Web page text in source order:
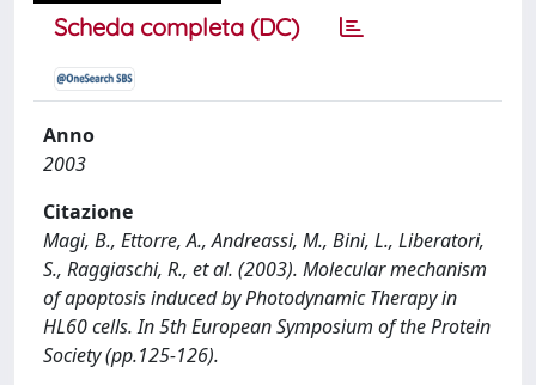
Scheda completa (DC)
Anno
2003
Citazione
Magi, B., Ettorre, A., Andreassi, M., Bini, L., Liberatori,
S., Raggiaschi, R., et al. (2003). Molecular mechanism
of apoptosis induced by Photodynamic Therapy in
HL60 cells. In 5th European Symposium of the Protein
Society (pp.125-126).